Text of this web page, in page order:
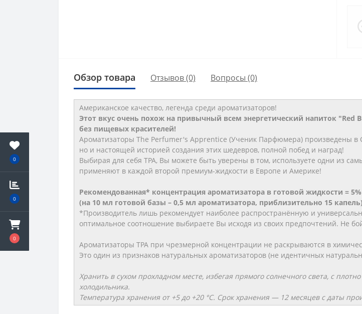
0
0
0
Обзор товара Отзывов (0) Вопросы (0)
Американское качество, легенда среди ароматизаторов!
Этот вкус очень похож на привычный всем энергетический напиток "Red
без пищевых красителей!
Ароматизаторы The Perfumer's Apprentice (Ученик Парфюмера) произведены
но и настоящей историей создания этих шедевров, полной побед и наград!
Выбирая для себя TPA, Вы можете быть уверены в том, используете одни из
применяют в каждой второй премиум-жидкости в Европе и Америке!
Рекомендованная* концентрация ароматизатора в готовой жидкости = 5%
(на 10 мл готовой базы – 0,5 мл ароматизатора, приблизительно 15 капель)
*Производитель лишь рекомендует наиболее распространённую и
оптимальное соотношение выбираете Вы исходя из своих предпочтений. Не
Ароматизаторы TPA при чрезмерной концентрации не раскрываются в
Это один из признаков натуральных ароматизаторов (не идентичных
Хранить в сухом прохладном месте, избегая прямого солнечного света, с
холодильника.
Температура хранения от +5 до +20 °C. Срок хранения ― 12 месяцев с даты